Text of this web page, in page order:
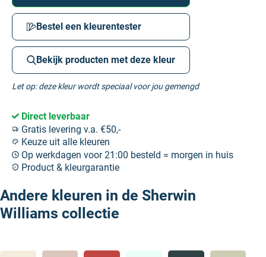
Bestel een kleurentester
Bekijk producten met deze kleur
Let op: deze kleur wordt speciaal voor jou gemengd
Direct leverbaar
Gratis levering v.a. €50,-
Keuze uit alle kleuren
Op werkdagen voor 21:00 besteld = morgen in huis
Product & kleurgarantie
Andere kleuren in de Sherwin
Williams collectie